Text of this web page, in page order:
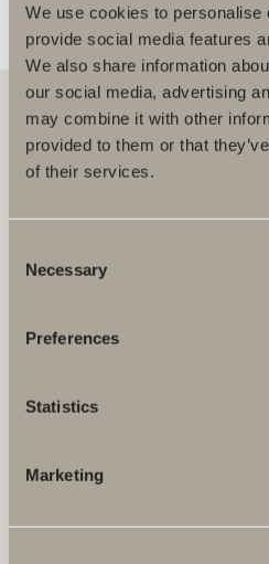
We use cookies to personalise
provide social media features
We also share information
our social media, advertising
may combine it with other
provided to them or that
of their services.
Selection
Necessary
Preferences
Statistics
Marketing
Hos oss hittar du allt för hela
tvättställ och blandare till duschar,
514 60 Dalstorp